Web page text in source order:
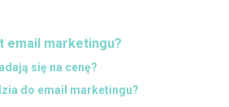
email marketingu?
się na cenę?
do email marketingu?